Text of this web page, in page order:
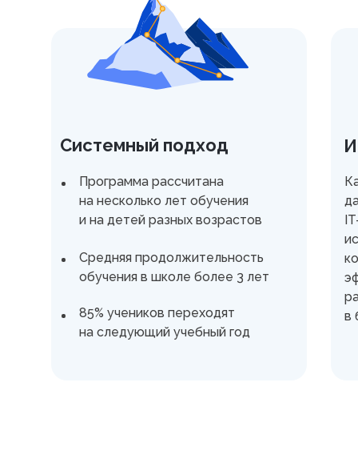
Системный подход
Программа рассчитана
на несколько лет обучения
и на детей разных возрастов
Средняя продолжительность
обучения в школе более 3 лет
85% учеников переходят
на следующий учебный год
в